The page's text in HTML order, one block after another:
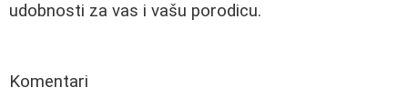
udobnosti za vas i vašu porodicu.
Komentari